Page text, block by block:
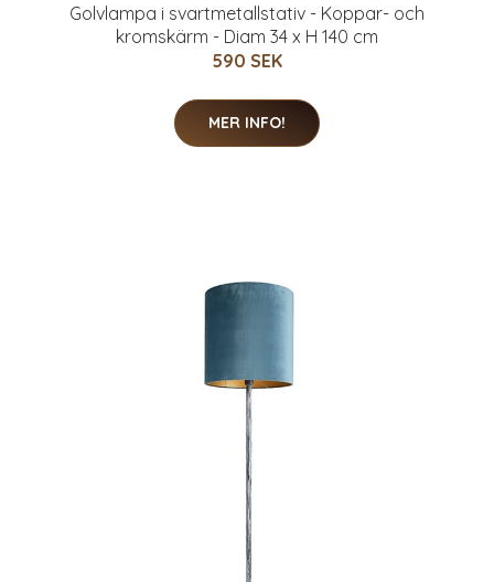
Golvlampa i svartmetallstativ - Koppar- och
kromskärm - Diam 34 x H 140 cm
590 SEK
MER INFO!